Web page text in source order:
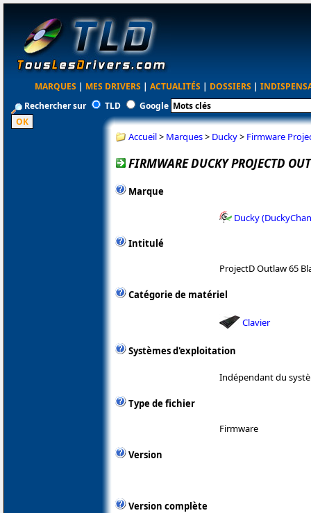
MARQUES | MES DRIVERS | ACTUALITÉS | DOSSIERS |
Rechercher sur
TLD Google
Accueil> Marques> Ducky> Firmware
FIRMWARE DUCKY PROJECTD
Marque
Ducky
Intitulé
ProjectD Outlaw 65
Catégorie de matériel
Clavier
Systèmes d'exploitation
Indépendant du
Type de fichier
Firmware
Version
Version complète